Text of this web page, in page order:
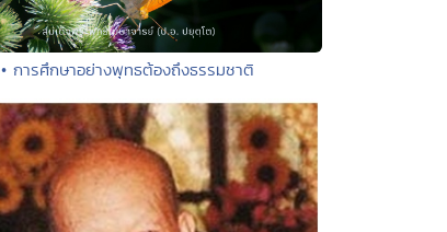
• การศึกษาอย่างพุทธต้องถึงธรรมชาติ